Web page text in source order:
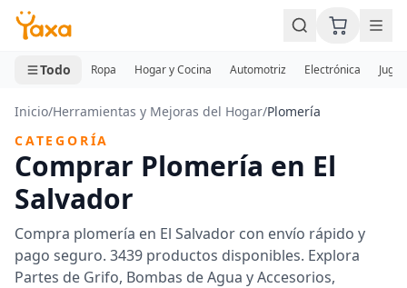
MINI CARRITO
0 productos
Todo Ropa Hogar y Cocina Automotriz Electrónica
Inicio/Herramientas y Mejoras del Hogar/Plomería
CATEGORÍA
Comprar Plomería en El
Salvador
Compra plomería en El Salvador con envío rápido y
pago seguro. 3439 productos disponibles. Explora
Partes de Grifo, Bombas de Agua y Accesorios,